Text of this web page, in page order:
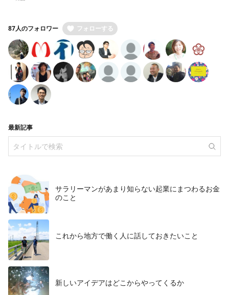
87人のフォロワー フォローする
最新記事
サラリーマンがあまり知らない起業にまつわるお金
のこと
これから地方で働く人に話しておきたいこと
​新しいアイデアはどこからやってくるか